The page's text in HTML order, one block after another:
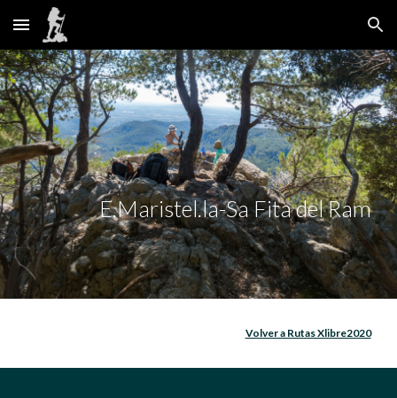
Skip to main content Skip to navigation
E.Maristel.la-Sa Fita del Ram
Volver a Rutas Xlibre2020